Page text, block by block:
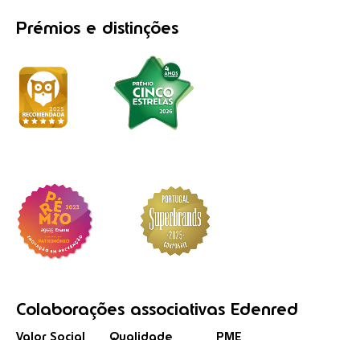
Prémios e distinções
Colaborações associativas Edenred
Valor Social Qualidade PME